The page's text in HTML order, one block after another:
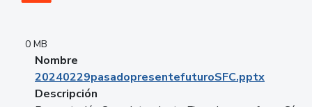
0 MB
Nombre
20240229pasadopresentefuturoSFC.pptx
Descripción